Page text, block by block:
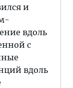
и
вдоль
с
вдоль